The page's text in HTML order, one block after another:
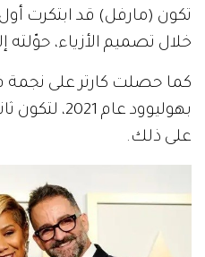
تكون (مارفل) قد ابتكرت
خلال تصميم الأزياء، حوّلته
كما حصلت كارتر على
بهوليوود
على ذلك.